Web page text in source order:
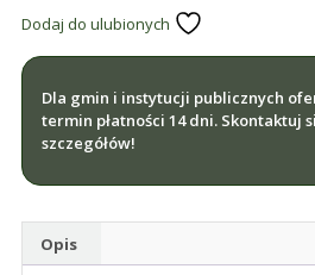
PASOWE
żeliwne
360
2
paski
17mm
Dodaj do ulubionych
Dla gmin i instytucji publicznych
termin płatności 14 dni. Skontaktuj
szczegółów!
Opis